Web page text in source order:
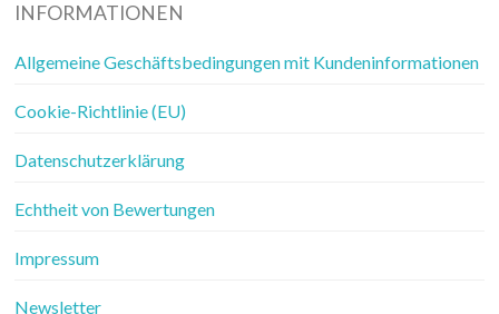
INFORMATIONEN
Allgemeine Geschäftsbedingungen mit Kundeninformationen
Cookie-Richtlinie (EU)
Datenschutzerklärung
Echtheit von Bewertungen
Impressum
Newsletter